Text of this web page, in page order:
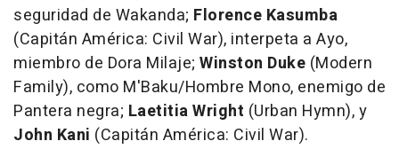
seguridad de Wakanda; Florence Kasumba
(Capitán América: Civil War), interpeta a Ayo,
miembro de Dora Milaje; Winston Duke (Modern
Family), como M'Baku/Hombre Mono, enemigo de
Pantera negra; Laetitia Wright (Urban Hymn), y
John Kani (Capitán América: Civil War).